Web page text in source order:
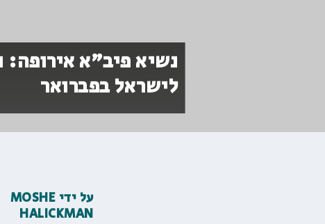
נשיא פיב"א אירופה:
לישראל בפברואר
על ידי MOSHE
HALICKMAN